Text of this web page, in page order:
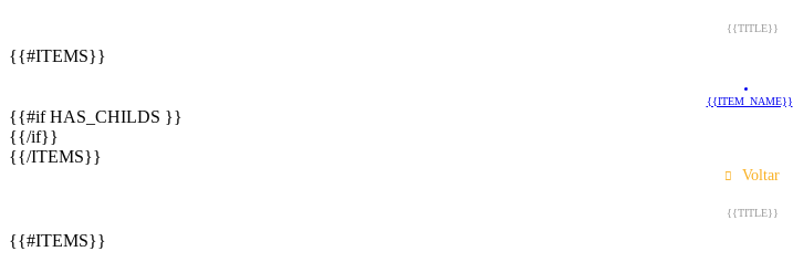
{{TITLE}}
{{#ITEMS}}
{{ITEM_NAME}}
{{#if HAS_CHILDS }}
{{/if}}
{{/ITEMS}}
Voltar
{{TITLE}}
{{#ITEMS}}